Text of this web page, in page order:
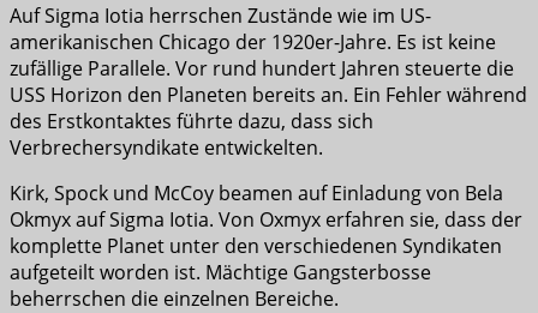
Auf Sigma Iotia herrschen Zustände wie im US-
amerikanischen Chicago der 1920er-Jahre. Es ist keine
zufällige Parallele. Vor rund hundert Jahren steuerte die
USS Horizon den Planeten bereits an. Ein Fehler während
des Erstkontaktes führte dazu, dass sich
Verbrechersyndikate entwickelten.
Kirk, Spock und McCoy beamen auf Einladung von Bela
Okmyx auf Sigma Iotia. Von Oxmyx erfahren sie, dass der
komplette Planet unter den verschiedenen Syndikaten
aufgeteilt worden ist. Mächtige Gangsterbosse
beherrschen die einzelnen Bereiche.